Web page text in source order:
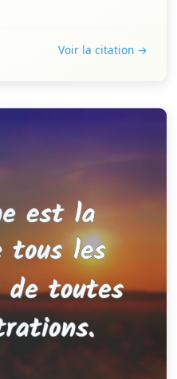
Voir la citation →